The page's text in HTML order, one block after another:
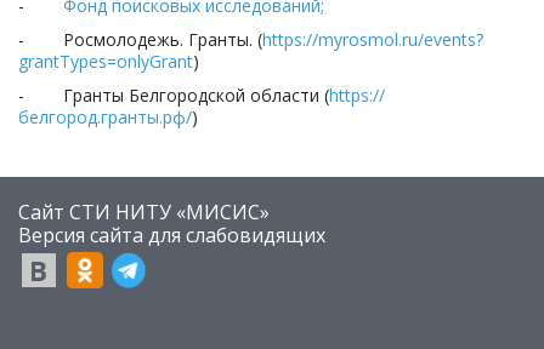
- Фонд поисковых исследований;
- Росмолодежь. Гранты. (https://myrosmol.ru/events?
grantTypes=onlyGrant)
- Гранты Белгородской области (https://
белгород.гранты.рф/)
Сайт СТИ НИТУ «МИСИС»
​Версия сайта для слабовидящих